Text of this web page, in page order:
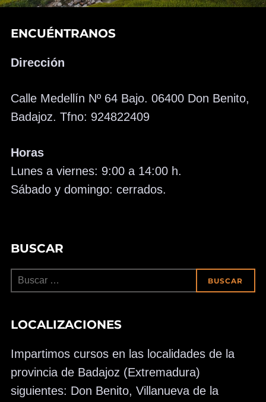
ENCUÉNTRANOS
Dirección
Calle Medellín Nº 64 Bajo. 06400 Don Benito,
Badajoz. Tfno: 924822409
Horas
Lunes a viernes: 9:00 a 14:00 h.
Sábado y domingo: cerrados.
BUSCAR
Buscar:
BUSCAR
LOCALIZACIONES
Impartimos cursos en las localidades de la
provincia de Badajoz (Extremadura)
siguientes: Don Benito, Villanueva de la